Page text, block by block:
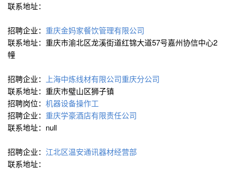
联系地址：
招聘企业： 重庆金妈家餐饮管理有限公司
联系地址：重庆市渝北区龙溪街道红锦大道57号嘉州协信中心2
幢
招聘企业：
上海中炼线材有限公司重庆分公司
联系地址：重庆市璧山区狮子镇
招聘岗位： 机器设备操作工
招聘企业： 重庆学豪酒店有限责任公司
联系地址：null
招聘企业： 江北区温安通讯器材经营部
联系地址：